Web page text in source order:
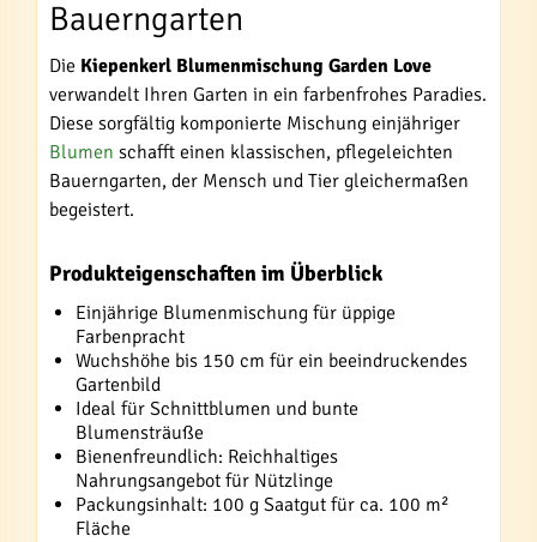
Bauerngarten
Die Kiepenkerl Blumenmischung Garden Love
verwandelt Ihren Garten in ein farbenfrohes Paradies.
Diese sorgfältig komponierte Mischung einjähriger
Blumen schafft einen klassischen, pflegeleichten
Bauerngarten, der Mensch und Tier gleichermaßen
begeistert.
Produkteigenschaften im Überblick
Einjährige Blumenmischung für üppige
Farbenpracht
Wuchshöhe bis 150 cm für ein beeindruckendes
Gartenbild
Ideal für Schnittblumen und bunte
Blumensträuße
Bienenfreundlich: Reichhaltiges
Nahrungsangebot für Nützlinge
Packungsinhalt: 100 g Saatgut für ca. 100 m²
Fläche